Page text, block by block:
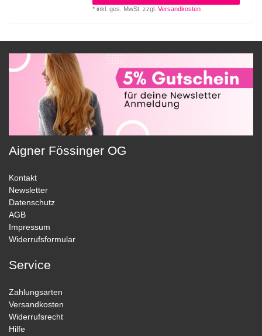
*inkl. ges. MwSt. zzgl.Versandkosten
Aigner Fössinger OG
Kontakt
Newsletter
Datenschutz
AGB
Impressum
Widerrufsformular
Service
Zahlungsarten
Versandkosten
Widerrufsrecht
Hilfe